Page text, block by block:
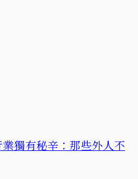
業獨有秘辛：那些外人不